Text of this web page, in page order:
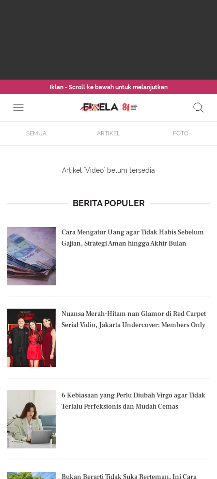
Iklan - Scroll ke bawah untuk melanjutkan
SEMUA ARTIKEL FOTO
Artikel `Video` belum tersedia
BERITA POPULER
Cara Mengatur Uang agar Tidak Habis Sebelum
Gajian, Strategi Aman hingga Akhir Bulan
Nuansa Merah-Hitam nan Glamor di Red Carpet
Serial Vidio, Jakarta Undercover: Members Only
6 Kebiasaan yang Perlu Diubah Virgo agar Tidak
Terlalu Perfeksionis dan Mudah Cemas
Bukan Berarti Tidak Suka Berteman, Ini Cara